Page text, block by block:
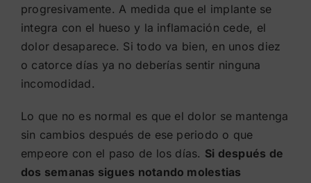
progresivamente. A medida que el implante se
integra con el hueso y la inflamación cede, el
dolor desaparece. Si todo va bien, en unos diez
o catorce días ya no deberías sentir ninguna
incomodidad.
Lo que no es normal es que el dolor se mantenga
sin cambios después de ese periodo o que
empeore con el paso de los días. Si después de
dos semanas sigues notando molestias